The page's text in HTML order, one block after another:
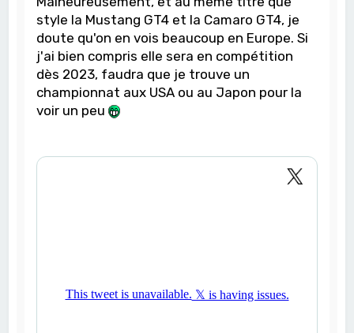
style la Mustang GT4 et la Camaro GT4, je
doute qu'on en vois beaucoup en Europe. Si
j'ai bien compris elle sera en compétition
dès 2023, faudra que je trouve un
championnat aux USA ou au Japon pour la
voir un peu